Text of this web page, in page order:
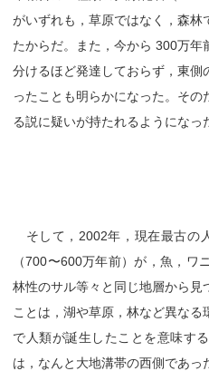
がいずれも，草原ではなく，森林
たからだ。また，今から 300万
分けるほど発達しておらず，東
ったことも明らかになった。そ
る説に疑いが持たれるようになっ
そして，2002年，現在最古の
（700〜600万年前）が，魚，ワ
林性のサル等々と同じ地層から
ことは，湖や草原，林など異な
で人類が誕生したことを意味す
は，なんと大地溝帯の西側であ